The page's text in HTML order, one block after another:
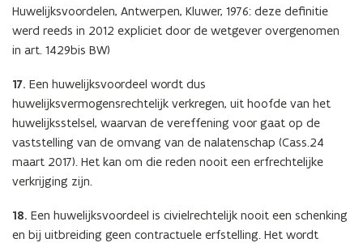
Huwelijksvoordelen, Antwerpen, Kluwer, 1976: deze definitie
werd reeds in 2012 expliciet door de wetgever overgenomen
in art. 1429bis BW)
17. Een huwelijksvoordeel wordt dus
huwelijksvermogensrechtelijk verkregen, uit hoofde van het
huwelijksstelsel, waarvan de vereffening voor gaat op de
vaststelling van de omvang van de nalatenschap (Cass.24
maart 2017). Het kan om die reden nooit een erfrechtelijke
verkrijging zijn.
18. Een huwelijksvoordeel is civielrechtelijk nooit een schenking
en bij uitbreiding geen contractuele erfstelling. Het wordt